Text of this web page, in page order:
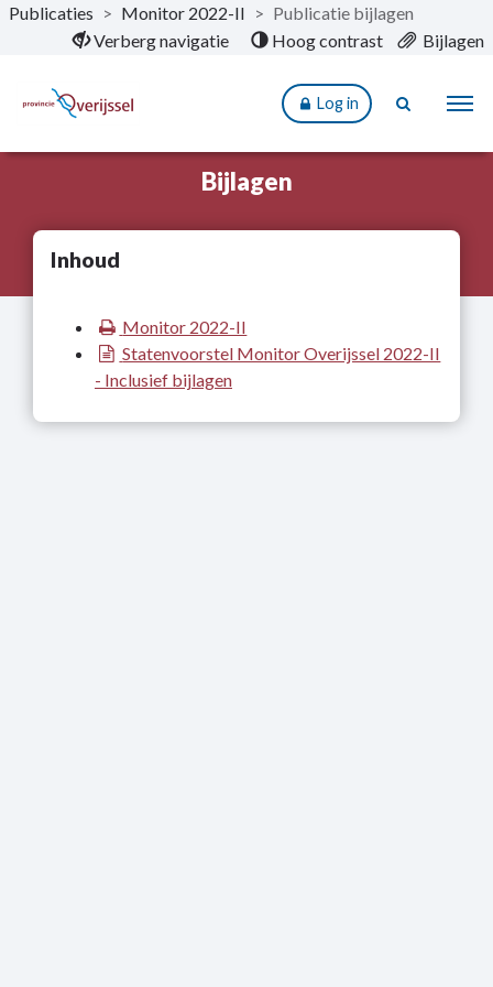
Naar hoofdinhoud
Publicaties > Monitor 2022-II > Publicatie bijlagen
Verberg navigatie
Hoog contrast Bijlagen
Log in
Bijlagen
Inhoud
Monitor 2022-II
Statenvoorstel Monitor Overijssel 2022-II
- Inclusief bijlagen